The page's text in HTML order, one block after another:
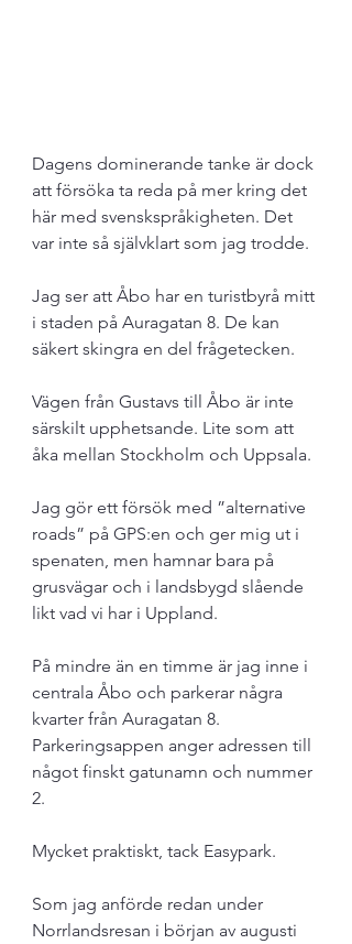
Dagens dominerande tanke är dock
att försöka ta reda på mer kring det
här med svenskspråkigheten. Det
var inte så självklart som jag trodde.
Jag ser att Åbo har en turistbyrå mitt
i staden på Auragatan 8. De kan
säkert skingra en del frågetecken.
Vägen från Gustavs till Åbo är inte
särskilt upphetsande. Lite som att
åka mellan Stockholm och Uppsala.
Jag gör ett försök med ”alternative
roads” på GPS:en och ger mig ut i
spenaten, men hamnar bara på
grusvägar och i landsbygd slående
likt vad vi har i Uppland.
På mindre än en timme är jag inne i
centrala Åbo och parkerar några
kvarter från Auragatan 8.
Parkeringsappen anger adressen till
något finskt gatunamn och nummer
2.
Mycket praktiskt, tack Easypark.
Som jag anförde redan under
Norrlandsresan i början av augusti